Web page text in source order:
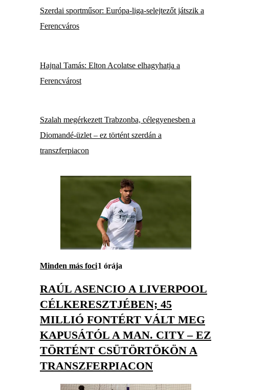
Szerdai sportműsor: Európa-liga-selejtezőt játszik a
Ferencváros
Hajnal Tamás: Elton Acolatse elhagyhatja a
Ferencvárost
Szalah megérkezett Trabzonba, célegyenesben a
Diomandé-üzlet – ez történt szerdán a
transzferpiacon
Minden más foci1 órája
RAÚL ASENCIO A LIVERPOOL
CÉLKERESZTJÉBEN; 45
MILLIÓ FONTÉRT VÁLT MEG
KAPUSÁTÓL A MAN. CITY – EZ
TÖRTÉNT CSÜTÖRTÖKÖN A
TRANSZFERPIACON